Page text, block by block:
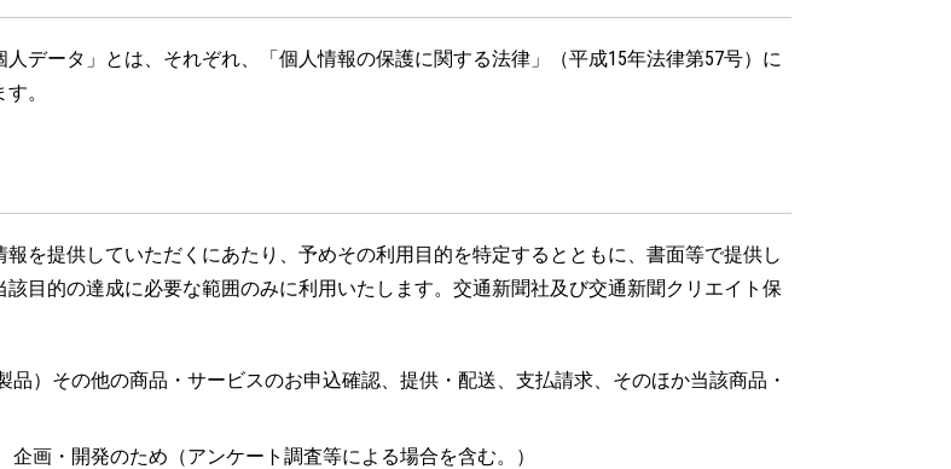
データ」とは、それぞれ、「個人情報の保護に関する法律」（平成15年法律第57号）に
。
を提供していただくにあたり、予めその利用目的を特定するとともに、書面等で提供し
目的の達成に必要な範囲のみに利用いたします。交通新聞社及び交通新聞クリエイト保
）その他の商品・サービスのお申込確認、提供・配送、支払請求、そのほか当該商品・
画・開発のため（アンケート調査等による場合を含む。）